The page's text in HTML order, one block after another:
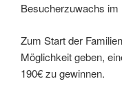
Besucherzuwachs im
Zum Start der
Möglichkeit geben,
190€ zu gewinnen.